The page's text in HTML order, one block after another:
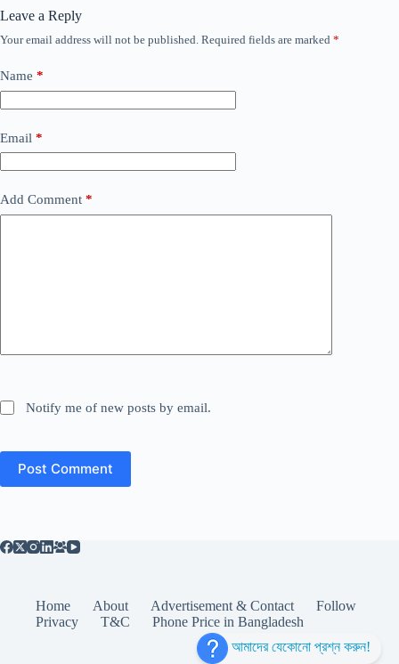
Leave a Reply
Your email address will not be published. Required fields are marked *
Name *
Email *
Add Comment *
Notify me of new posts by email.
Post Comment
Home About Advertisement & Contact
Follow
Privacy
T&C
Phone Price in Bangladesh
আমাদের যেকোনো প্রশ্ন করুন!